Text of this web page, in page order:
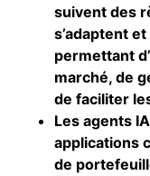
suivent des
s’adaptent
permettant
marché, de
de faciliter
Les agents
applications
de